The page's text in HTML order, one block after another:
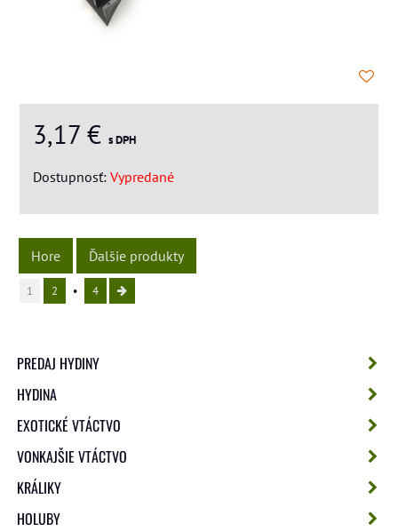
3,17 € s DPH
Dostupnosť: Vypredané
Hore Ďalšie produkty
1 2 4
PREDAJ HYDINY
HYDINA
EXOTICKÉ VTÁCTVO
VONKAJŠIE VTÁCTVO
KRÁLIKY
HOLUBY